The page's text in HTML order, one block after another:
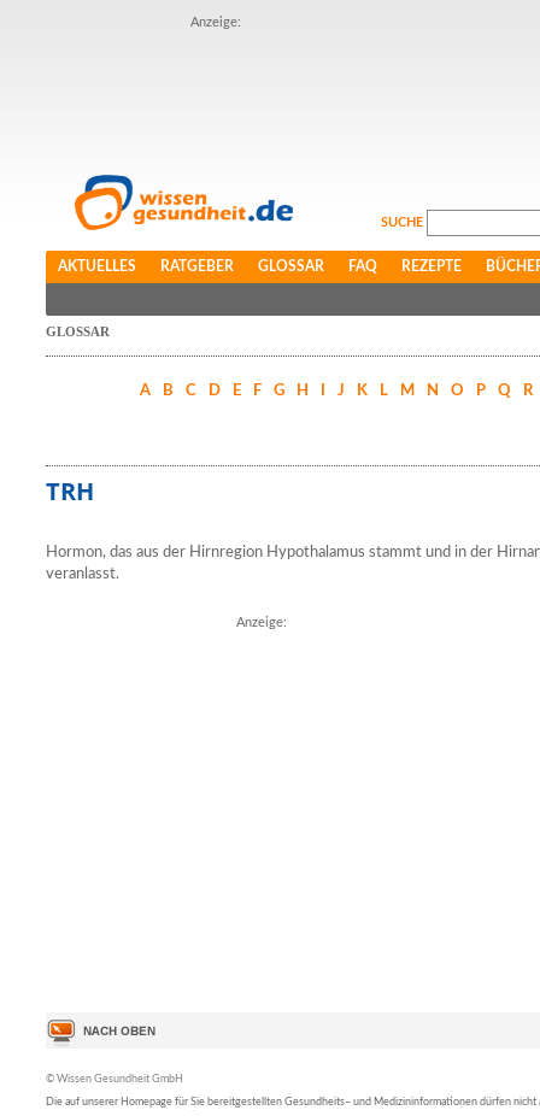
Anzeige:
SUCHE
AKTUELLES RATGEBER GLOSSAR FAQ REZEPTE
GLOSSAR
A B C D E F G H J K L M N O P Q R
TRH
Hormon, das aus der Hirnregion Hypothalamus stammt und in der
veranlasst.
Anzeige:
© Wissen Gesundheit GmbH
Die auf unserer Homepage für Sie bereitgestellten Gesundheits– und Medizininformationen dürfen nicht